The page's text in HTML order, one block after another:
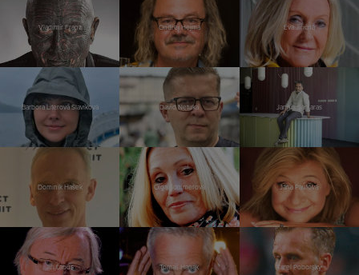
Vladimír Franz Ondřej Hejma Eva Jiřičná
Barbora Literová Slavíková David Netuka Jannis Samaras
Dominik Hašek Olga Sommerová Jana Paulová
Jiří Lábus Tomáš Hanák Karel Poborský